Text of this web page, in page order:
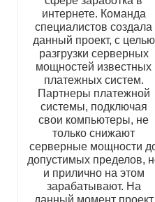
интернете. Команда
специалистов создала
данный проект, с целью
разгрузки серверных
мощностей известных
платежных систем.
Партнеры платежной
системы, подключая
свои компьютеры, не
только снижают
серверные мощности
допустимых пределов,
и прилично на этом
зарабатывают. На
данный момент проект